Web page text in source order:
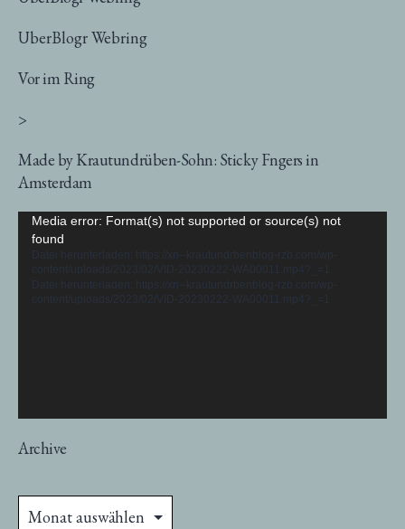
UberBlogr Webring
Vor im Ring
>
Made by Krautundrüben-Sohn: Sticky Fngers in
Amsterdam
Video-
Player
Media error: Format(s) not supported or source(s) not
found
Datei herunterladen: https://xn--krautundrbenblog-rzb.com/wp-
content/uploads/2023/02/VID-20230222-WA00011.mp4?_=1
Datei herunterladen: https://xn--krautundrbenblog-rzb.com/wp-
content/uploads/2023/02/VID-20230222-WA00011.mp4?_=1
Archive